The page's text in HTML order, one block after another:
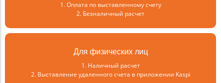
1. Оплата по выставленному счету
2. Безналичный расчет
Для физических лиц
1. Наличный расчет
2. Выставление удаленного счета в приложении Kaspi